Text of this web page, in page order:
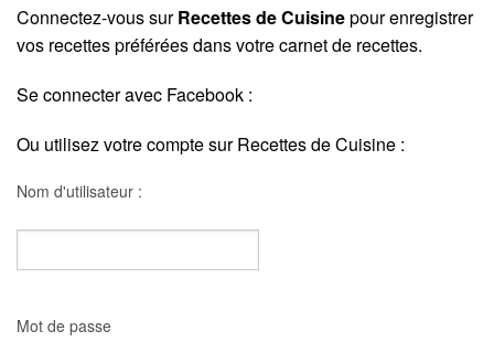
Connectez-vous surRecettes de Cuisinepour enregistrer
vos recettes préférées dans votre carnet de recettes.
Se connecter avec Facebook :
Ou utilisez votre compte sur Recettes de Cuisine :
Nom d'utilisateur :
Mot de passe